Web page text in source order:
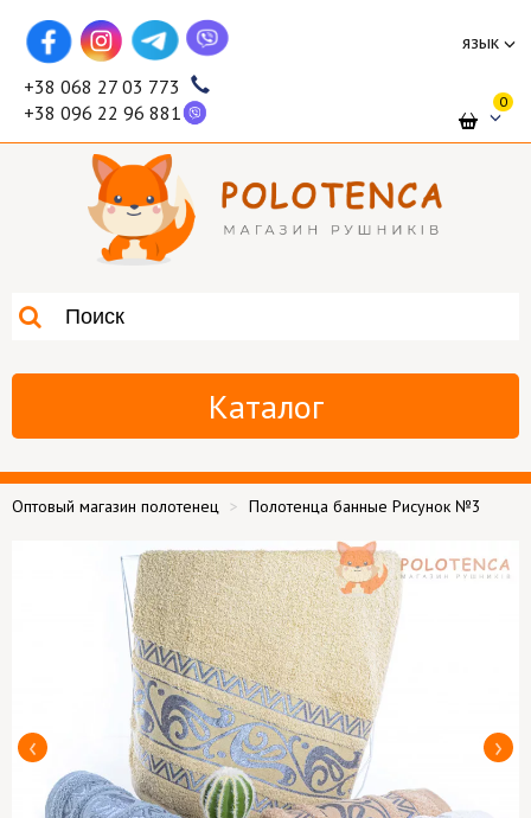
язык
+38 068 27 03 773
+38 096 22 96 881
0
Каталог
Оптовый магазин полотенец Полотенца банные Рисунок №3